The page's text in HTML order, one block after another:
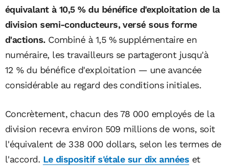
équivalant à 10,5 % du bénéfice d'exploitation de la
division semi-conducteurs, versé sous forme
d'actions. Combiné à 1,5 % supplémentaire en
numéraire, les travailleurs se partageront jusqu'à
12 % du bénéfice d'exploitation — une avancée
considérable au regard des conditions initiales.
Concrètement, chacun des 78 000 employés de la
division recevra environ 509 millions de wons, soit
l'équivalent de 338 000 dollars, selon les termes de
l'accord. Le dispositif s'étale sur dix années et